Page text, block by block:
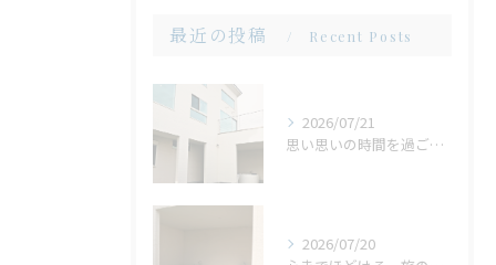
最近の投稿 Recent Posts
2026/07/21
思い思いの時間を過ごせる場所。広い庭だからこそ生まれる、心地よいひととき
2026/07/20